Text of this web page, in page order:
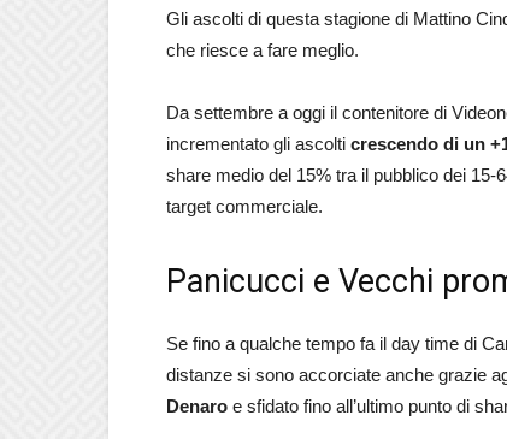
Gli ascolti di questa stagione di Mattino
che riesce a fare meglio.
Da settembre a oggi il contenitore di
incrementato gli ascolti crescendo di un
share medio del 15% tra il pubblico dei
target commerciale.
Panicucci e Vecchi
Se fino a qualche tempo fa il day time di
distanze si sono accorciate anche grazie
Denaro e sfidato fino all’ultimo punto di